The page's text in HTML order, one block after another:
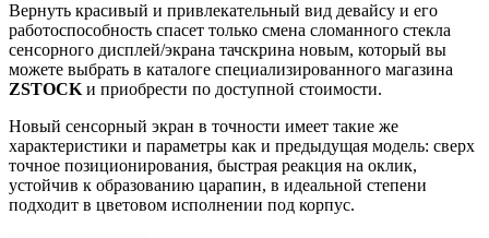
Вернуть красивый и привлекательный вид девайсу и его
работоспособность спасет только смена сломанного стекла
сенсорного дисплей/экрана тачскрина новым, который вы
можете выбрать в каталоге специализированного магазина
ZSTOCK и приобрести по доступной стоимости.
Новый сенсорный экран в точности имеет такие же
характеристики и параметры как и предыдущая модель: сверх
точное позиционирования, быстрая реакция на оклик,
устойчив к образованию царапин, в идеальной степени
подходит в цветовом исполнении под корпус.